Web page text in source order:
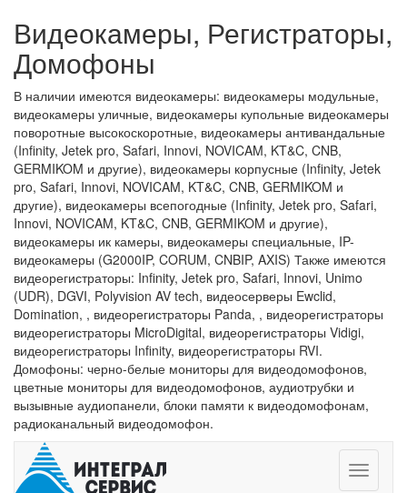
Видеокамеры, Регистраторы,
Домофоны
В наличии имеются видеокамеры: видеокамеры модульные,
видеокамеры уличные, видеокамеры купольные видеокамеры
поворотные высокоскоротные, видеокамеры антивандальные
(Infinity, Jetek pro, Safari, Innovi, NOVICAM, KT&C, CNB,
GERMIKOM и другие), видеокамеры корпусные (Infinity, Jetek
pro, Safari, Innovi, NOVICAM, KT&C, CNB, GERMIKOM и
другие), видеокамеры всепогодные (Infinity, Jetek pro, Safari,
Innovi, NOVICAM, KT&C, CNB, GERMIKOM и другие),
видеокамеры ик камеры, видеокамеры специальные, IP-
видеокамеры (G2000IP, CORUM, CNBIP, AXIS) Также имеются
видеорегистраторы: Infinity, Jetek pro, Safari, Innovi, Unimo
(UDR), DGVI, Polyvision AV tech, видеосерверы Ewclid,
Domination, , видеорегистраторы Panda, , видеорегистраторы
видеорегистраторы MicroDigital, видеорегистраторы Vidigi,
видеорегистраторы Infinity, видеорегистраторы RVI.
Домофоны: черно-белые мониторы для видеодомофонов,
цветные мониторы для видеодомофонов, аудиотрубки и
вызывные аудиопанели, блоки памяти к видеодомофонам,
радиоканальный видеодомофон.
Toggle